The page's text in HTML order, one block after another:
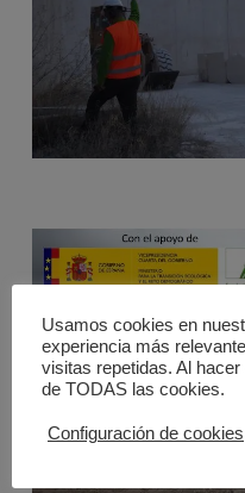
Usamos cookies en
experiencia más
visitas repetidas. Al
de TODAS las cookies.
Configuración de cookies